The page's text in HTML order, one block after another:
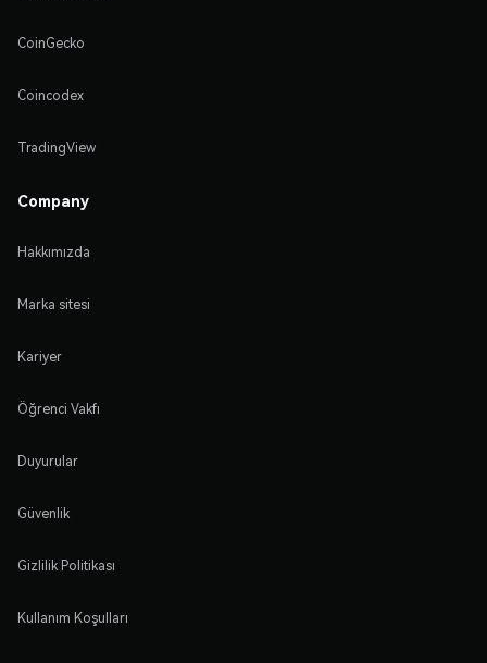
CoinGecko
Coincodex
TradingView
Company
Hakkımızda
Marka sitesi
Kariyer
Öğrenci Vakfı
Duyurular
Güvenlik
Gizlilik Politikası
Kullanım Koşulları